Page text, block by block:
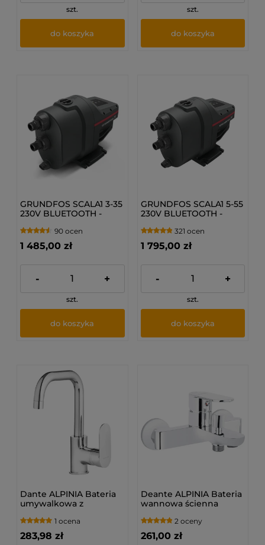
szt.
do koszyka
szt.
do koszyka
GRUNDFOS SCALA1 3-35
230V BLUETOOTH -
9953040490 ocen
1 485,00 zł
- +
szt.
do koszyka
GRUNDFOS SCALA1 5-55
230V BLUETOOTH -
99530407321 ocen
1 795,00 zł
- +
szt.
do koszyka
Dante ALPINIA Bateria
umywalkowa z
1 ocena
283,98 zł
Deante ALPINIA Bateria
wannowa ścienna
2 oceny
261,00 zł